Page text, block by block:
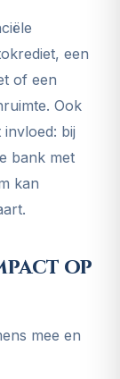
een
of een
Ook
bij
bank met
kan
op
mee en